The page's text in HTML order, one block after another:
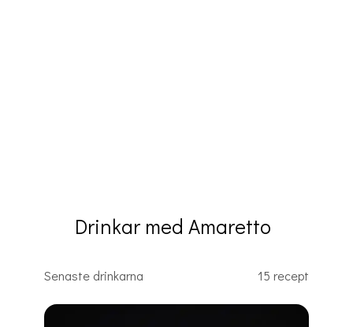
Drinkar med Amaretto
Senaste drinkarna 15 recept